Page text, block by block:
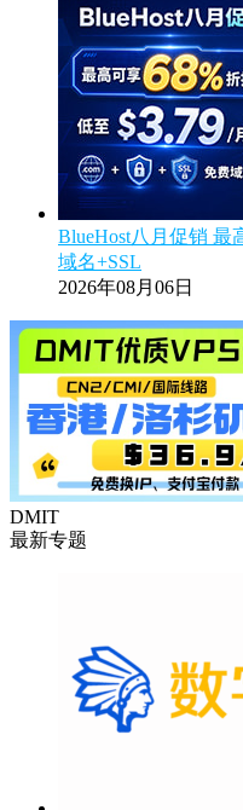
BlueHost八月促销 最
域名+SSL
2026年08月06日
DMIT
最新专题